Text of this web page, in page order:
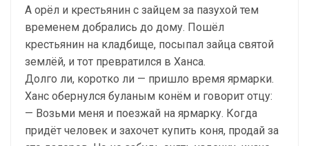
А орёл и крестьянин с зайцем за пазухой тем
временем добрались до дому. Пошёл
крестьянин на кладбище, посыпал зайца святой
землёй, и тот превратился в Ханса.
Долго ли, коротко ли — пришло время ярмарки.
Ханс обернулся буланым конём и говорит отцу:
— Возьми меня и поезжай на ярмарку. Когда
придёт человек и захочет купить коня, продай за